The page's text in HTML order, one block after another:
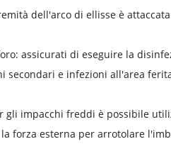
dell'arco di ellisse è
assicurati di eseguire la
secondari e infezioni all'area
gli impacchi freddi è possibile
forza esterna per arrotolare